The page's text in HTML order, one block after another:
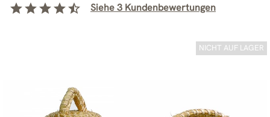
starstarstarstarstar_half Siehe 3 Kundenbewertungen
NICHT AUF LAGER